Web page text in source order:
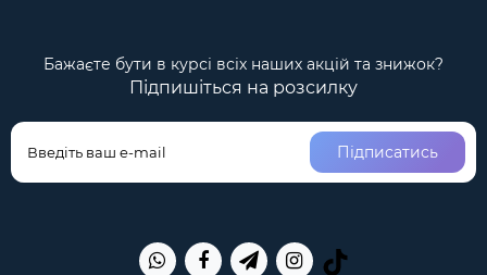
Бажаєте бути в курсі всіх наших акцій та знижок?
Підпишіться на розсилку
Підписатись